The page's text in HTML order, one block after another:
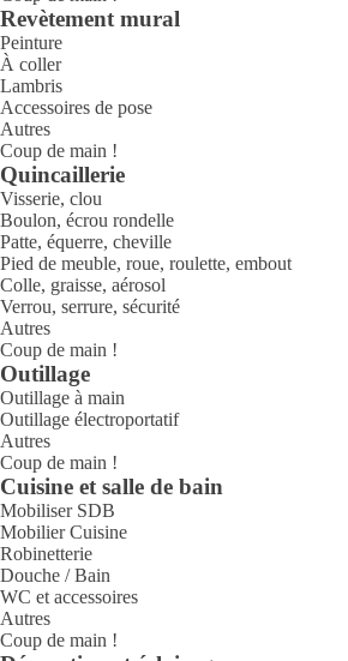
Revètement mural
Peinture
À coller
Lambris
Accessoires de pose
Autres
Coup de main !
Quincaillerie
Visserie, clou
Boulon, écrou rondelle
Patte, équerre, cheville
Pied de meuble, roue, roulette, embout
Colle, graisse, aérosol
Verrou, serrure, sécurité
Autres
Coup de main !
Outillage
Outillage à main
Outillage électroportatif
Autres
Coup de main !
Cuisine et salle de bain
Mobiliser SDB
Mobilier Cuisine
Robinetterie
Douche / Bain
WC et accessoires
Autres
Coup de main !